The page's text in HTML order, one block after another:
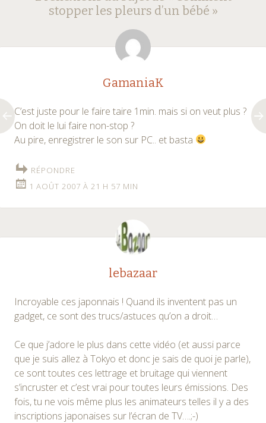
articles
stopper les pleurs d’un bébé »
GamaniaK
C’est juste pour le faire taire 1min. mais si on veut plus ?
On doit le lui faire non-stop ?
Au pire, enregistrer le son sur PC.. et basta
RÉPONDRE
1 AOÛT 2007 À 21 H 57 MIN
lebazaar
Incroyable ces japonnais ! Quand ils inventent pas un
gadget, ce sont des trucs/astuces qu’on a droit…
Ce que j’adore le plus dans cette vidéo (et aussi parce
que je suis allez à Tokyo et donc je sais de quoi je parle),
ce sont toutes ces lettrage et bruitage qui viennent
s’incruster et c’est vrai pour toutes leurs émissions. Des
fois, tu ne vois même plus les animateurs telles il y a des
inscriptions japonaises sur l’écran de TV….;-)